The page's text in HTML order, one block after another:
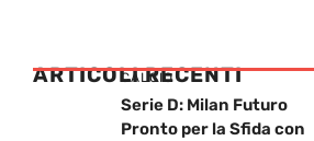
ARTICOLI RECENTI
CALCIO
Serie D: Milan Futuro
Pronto per la Sfida con